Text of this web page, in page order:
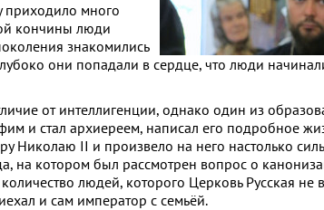
приходило много
кончины люди
знакомились
они попадали в сердце, что люди
от интеллигенции, однако один из
и стал архиереем, написал его подробное
Николаю II и произвело на него настолько
на котором был рассмотрен вопрос о
людей, которого Церковь Русская
и сам император с семьёй.